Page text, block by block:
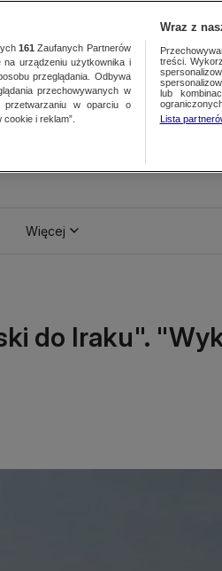
Więcej
do Iraku".
161 Zaufanych Partnerów
urządzeniu użytkownika i
przeglądania. Odbywa
przechowywanych w
w oparciu o
i reklam”.
Wraz z
treści.
lub
Lista